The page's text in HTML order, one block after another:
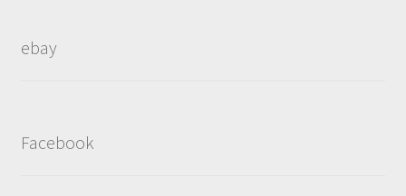
ebay
Facebook